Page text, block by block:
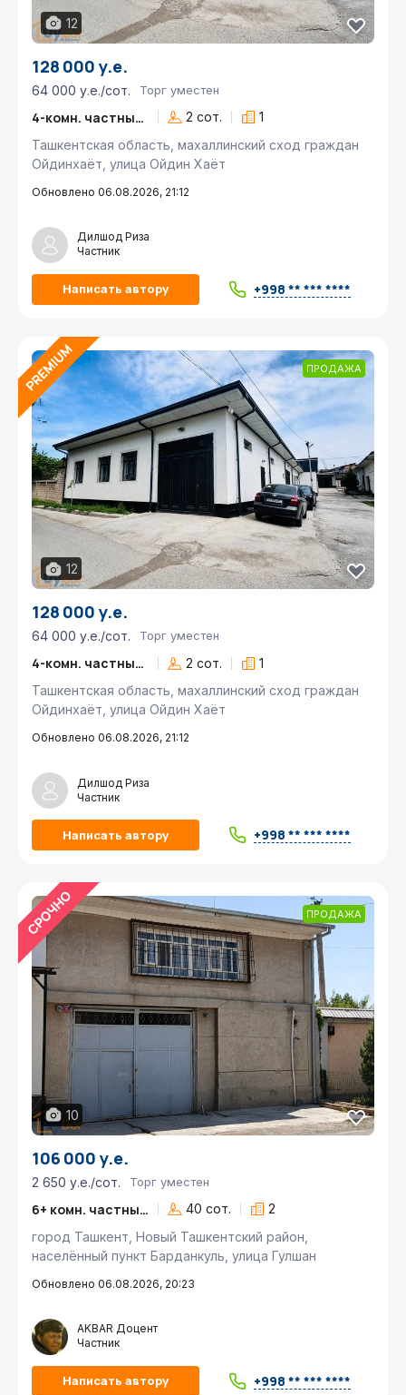
12
128 000 у.е.
64 000 у.е./сот. Торг уместен
4-комн. частный дом 2 сот.
1
Ташкентская область, махаллинский сход граждан
Ойдинхаёт, улица Ойдин Xаёт
Обновлено 06.08.2026, 21:12
Дилшод Риза
Частник
Написать автору +998 ** *** ****
12
ПРОДАЖА
128 000 у.е.
64 000 у.е./сот. Торг уместен
4-комн. частный дом 2 сот.
1
Ташкентская область, махаллинский сход граждан
Ойдинхаёт, улица Ойдин Xаёт
Обновлено 06.08.2026, 21:12
Дилшод Риза
Частник
Написать автору +998 ** *** ****
10
ПРОДАЖА
106 000 у.е.
2 650 у.е./сот. Торг уместен
6+ комн. частный дом 40 сот.
2
город Ташкент, Новый Ташкентский район,
населённый пункт Барданкуль, улица Гулшан
Обновлено 06.08.2026, 20:23
AKBAR Доцент
Частник
Написать автору +998 ** *** ****